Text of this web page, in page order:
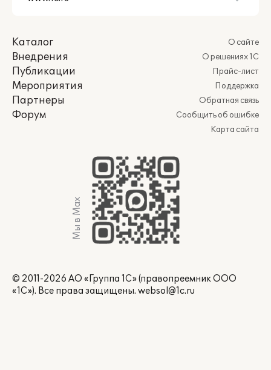
Каталог
Внедрения
Публикации
Мероприятия
Партнеры
Форум
О сайте
О решениях 1С
Прайс-лист
Поддержка
Обратная связь
Сообщить об ошибке
Карта сайта
Мы в Max
© 2011-2026 АО «Группа 1С» (правопреемник ООО
«1С»). Все права защищены. websol@1c.ru